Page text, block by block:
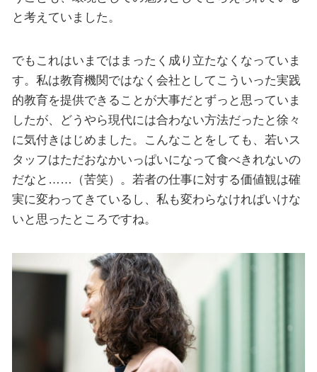
と考えていました。
でもこれはいまではまったく成り立たなくなっていま
す。私は教育機関ではなく会社としてこういった実践
的教育を提供できることが大事だとずっと思っていま
したが、どうやら現代には合わない方法だったと徐々
に気付きはじめました。こんなことをしても、若いス
タッフはただおなかいっぱいになって食べきれないの
だなと……（苦笑）。若者の仕事に対する価値観は確
実に変わってきているし、私も変わらなければいけな
いと思ったところですね。